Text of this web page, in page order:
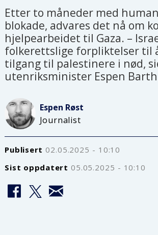
Etter to måneder med
blokade, advares det nå om
hjelpearbeidet til Gaza. –
folkerettslige forpliktelser til
tilgang til palestinere i nød,
utenriksminister Espen Barth
Espen Røst
Journalist
Publisert
02.05.2025 - 10:10
Sist oppdatert
05.05.2025 - 10:10